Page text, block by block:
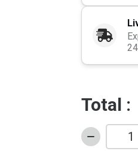
Total :
quantité